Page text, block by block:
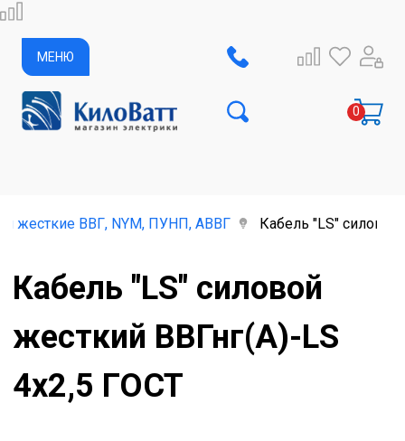
МЕНЮ
жесткие ВВГ, NYM, ПУНП, АВВГ Кабель "LS"
Кабель "LS" силовой
жесткий ВВГнг(A)-LS
4х2,5 ГОСТ